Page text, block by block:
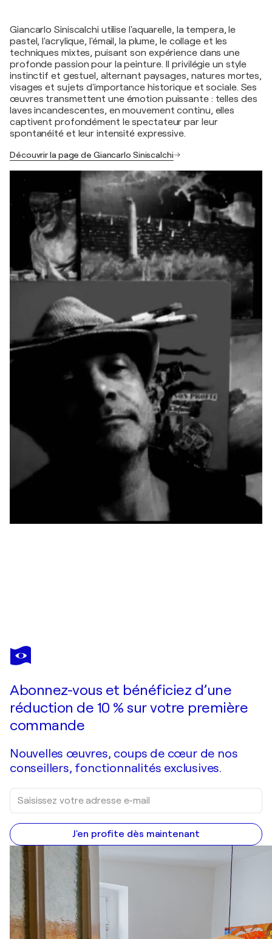
Giancarlo Siniscalchi utilise l'aquarelle, la tempera, le
pastel, l'acrylique, l'émail, la plume, le collage et les
techniques mixtes, puisant son expérience dans une
profonde passion pour la peinture. Il privilégie un style
instinctif et gestuel, alternant paysages, natures mortes,
visages et sujets d'importance historique et sociale. Ses
œuvres transmettent une émotion puissante : telles des
laves incandescentes, en mouvement continu, elles
captivent profondément le spectateur par leur
spontanéité et leur intensité expressive.
Découvrir la page de Giancarlo Siniscalchi
GIANCARLO SINISCALCHI
Vaso con fiori
Abonnez-vous et bénéficiez d’une
réduction de 10 % sur votre première
commande
Nouvelles œuvres, coups de cœur de nos
conseillers, fonctionnalités exclusives.
J'en profite dès maintenant